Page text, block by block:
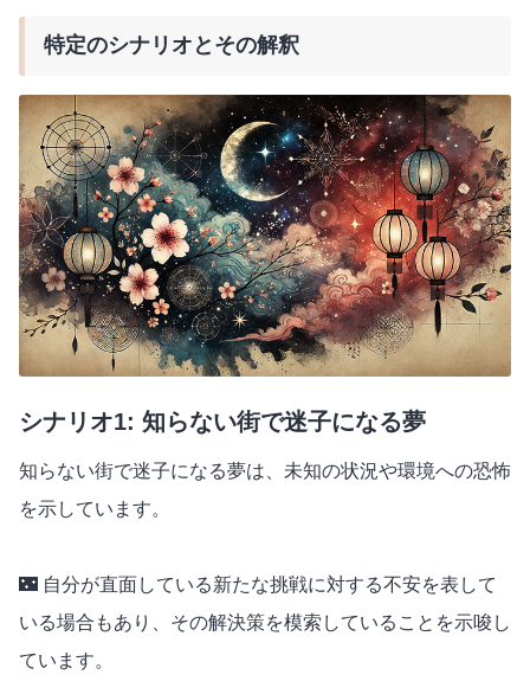
特定のシナリオとその解釈
シナリオ1: 知らない街で迷子になる夢
知らない街で迷子になる夢は、未知の状況や環境への恐怖
を示しています。
🌃 自分が直面している新たな挑戦に対する不安を表して
いる場合もあり、その解決策を模索していることを示唆し
ています。